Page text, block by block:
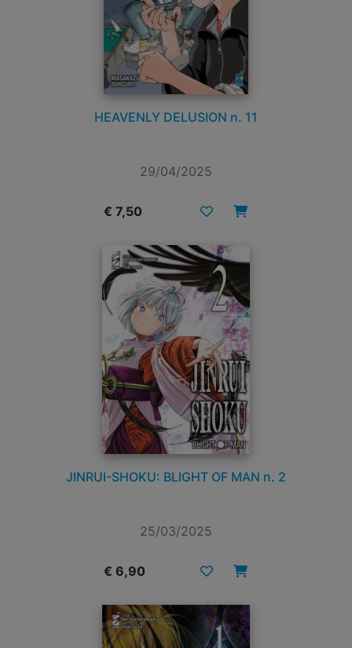
HEAVENLY DELUSION n. 11
29/04/2025
€ 7,50
JINRUI-SHOKU: BLIGHT OF MAN n. 2
25/03/2025
€ 6,90